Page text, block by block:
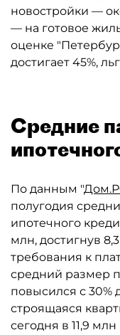
новостройки —
— на готовое
оценке
достигает 45%,
Средние
По данным "
полугодия
ипотечного
млн, достигнув
требования к
средний размер
повысился с 30%
строящаяся
сегодня в 11,9